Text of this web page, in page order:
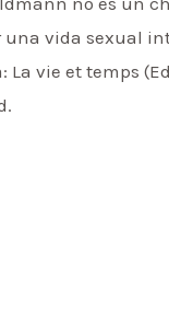
vida sexual
La vie et temps